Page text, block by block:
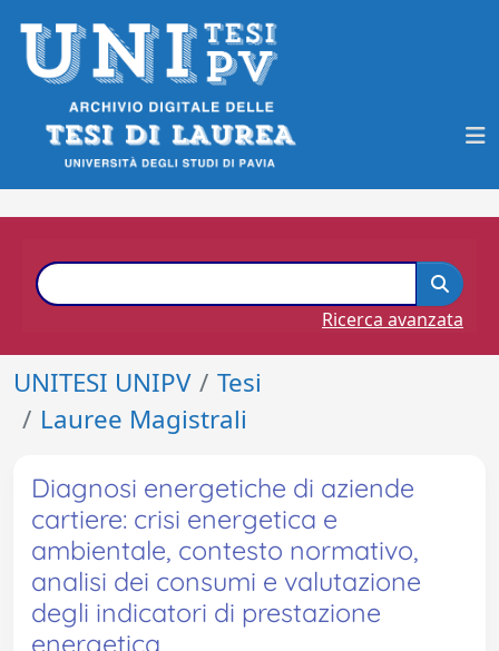
Ricerca avanzata
UNITESI UNIPV
Tesi
Lauree Magistrali
Diagnosi energetiche di aziende
cartiere: crisi energetica e
ambientale, contesto normativo,
analisi dei consumi e valutazione
degli indicatori di prestazione
energetica